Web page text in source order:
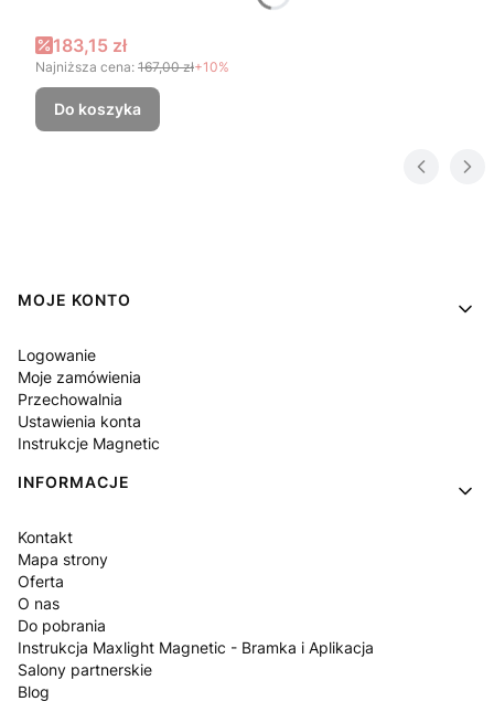
Cena promocyjna
183,15 zł
Najniższa cena: 167,00 zł+10%
Do koszyka
Linki w stopce
MOJE KONTO
Logowanie
Moje zamówienia
Przechowalnia
Ustawienia konta
Instrukcje Magnetic
INFORMACJE
Kontakt
Mapa strony
Oferta
O nas
Do pobrania
Instrukcja Maxlight Magnetic - Bramka i Aplikacja
Salony partnerskie
Blog